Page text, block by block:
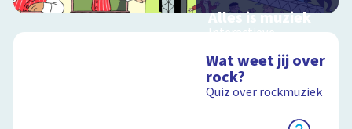
Alles is muziek
Interactieve
muziekinstrumenten
en muziekstijlen
Wat weet jij over
rock?
Quiz over rockmuziek